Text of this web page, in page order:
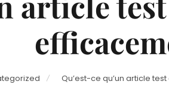
Qu’est-ce qu’un article